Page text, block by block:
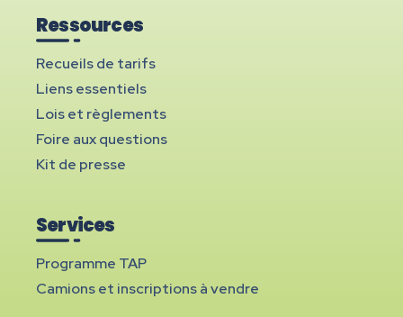
Ressources
Recueils de tarifs
Liens essentiels
Lois et règlements
Foire aux questions
Kit de presse
Services
Programme TAP
Camions et inscriptions à vendre